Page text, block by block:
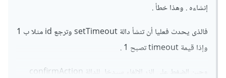
إنشاءه . وهذا خطأ .
فالذى يحدث فعليا أن تنشأ دالة setTimeout وترجع id مثلا ب 1
وإذا قيمة timeout تصبح 1 .
وحين الضغط على الزر الإلغاء سيدخل للدالة confirmAction